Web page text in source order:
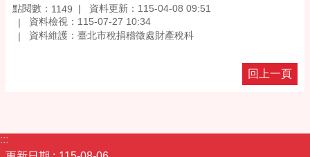
點閱數： 1149
資料更新：115-04-08 09:51
資料檢視：115-07-27 10:34
資料維護：臺北市稅捐稽徵處財產稅科
回上一頁
:::